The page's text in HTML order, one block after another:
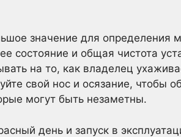
значение для определения
состояние и общая чистота
на то, как владелец
свой нос и осязание, чтобы
могут быть незаметны.
день и запуск в